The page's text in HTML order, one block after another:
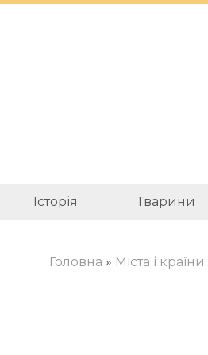
Історія Тварини
Головна » Міста і країни